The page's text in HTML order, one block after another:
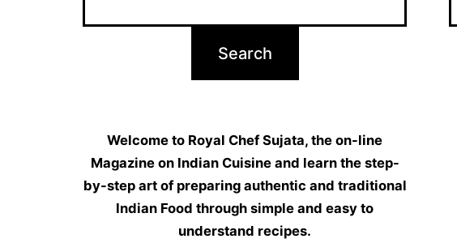
Welcome to Royal Chef Sujata, the on-line
Magazine on Indian Cuisine and learn the step-
by-step art of preparing authentic and traditional
Indian Food through simple and easy to
understand recipes.